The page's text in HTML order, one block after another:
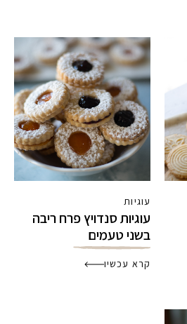
עוגיות
עוגיות סנדויץ פרח ריבה
בשני טעמים
קרא עכשיו